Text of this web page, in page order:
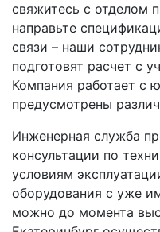
свяжитесь с отделом
направьте
связи – наши
подготовят расчет с
Компания работает с
предусмотрены
Инженерная служба
консультации по
условиям
оборудования с уже
можно до момента